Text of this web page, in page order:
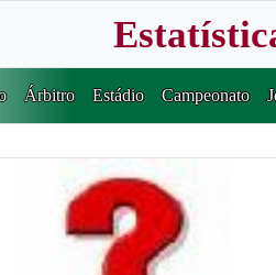
Árbitro Estádio Campeonato